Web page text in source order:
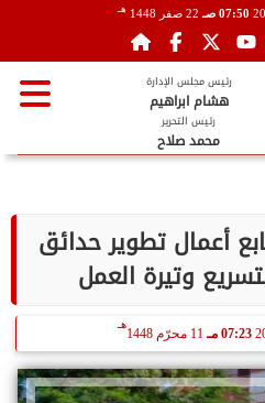
07:50 صـ 22 صفر 1448 هـ
رئيس مجلس الإدارة
هشام ابراهيم
رئيس التحرير
محمد صلاح
أعمال تطوير حدائق
وتيرة العمل
07:23 مـ 11 محرّم 1448
هـ